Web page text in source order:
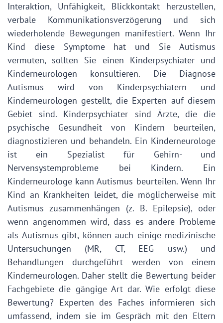
Interaktion, Unfähigkeit, Blickkontakt herzustellen,
verbale Kommunikationsverzögerung und sich
wiederholende Bewegungen manifestiert. Wenn Ihr
Kind diese Symptome hat und Sie Autismus
vermuten, sollten Sie einen Kinderpsychiater und
Kinderneurologen konsultieren. Die Diagnose
Autismus wird von Kinderpsychiatern und
Kinderneurologen gestellt, die Experten auf diesem
Gebiet sind. Kinderpsychiater sind Ärzte, die die
psychische Gesundheit von Kindern beurteilen,
diagnostizieren und behandeln. Ein Kinderneurologe
ist ein Spezialist für Gehirn- und
Nervensystemprobleme bei Kindern. Ein
Kinderneurologe kann Autismus beurteilen. Wenn Ihr
Kind an Krankheiten leidet, die möglicherweise mit
Autismus zusammenhängen (z. B. Epilepsie), oder
wenn angenommen wird, dass es andere Probleme
als Autismus gibt, können auch einige medizinische
Untersuchungen (MR, CT, EEG usw.) und
Behandlungen durchgeführt werden von einem
Kinderneurologen. Daher stellt die Bewertung beider
Fachgebiete die gängige Art dar. Wie erfolgt diese
Bewertung? Experten des Faches informieren sich
umfassend, indem sie im Gespräch mit den Eltern